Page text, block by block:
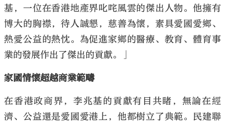
基，一位在香港地產界叱咤風雲的傑出人物。他擁有
博大的胸襟，待人誠懇，慈善為懷，素具愛國愛鄉、
熱愛公益的熱忱。為促進家鄉的醫療、教育、體育事
業的發展作出了傑出的貢獻。」
家國情懷超越商業範疇
在香港政商界，李兆基的貢獻有目共睹，無論在經
濟、公益還是愛國愛港上，他都樹立了典範。民建聯